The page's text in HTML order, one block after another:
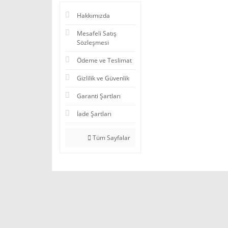
Hakkımızda
Mesafeli Satış
Sözleşmesi
Ödeme ve Teslimat
Gizlilik ve Güvenlik
Garanti Şartları
İade Şartları
Tüm Sayfalar